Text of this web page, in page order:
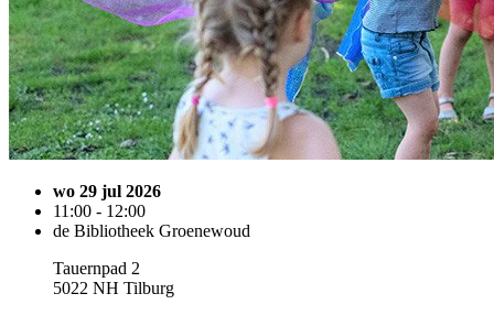
wo 29 jul 2026
11:00 - 12:00
de Bibliotheek Groenewoud
Tauernpad 2
5022 NH Tilburg